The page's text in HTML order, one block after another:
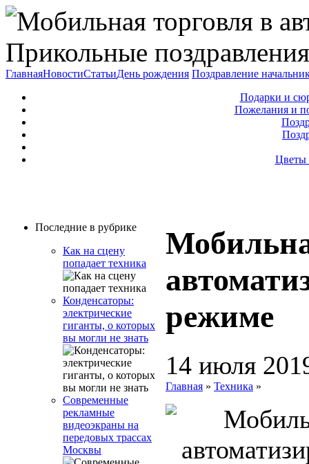
Прикольные
ГлавнаяНовостиСтатьиДень рождения Поздравление
Подарки и
Пожелания и
Цветы
Последние в рубрике
Как на сцену
попадает техника
Конденсаторы:
электрические
гиганты, о которых
вы могли не знать
Современные
рекламные
видеоэкраны на
передовых трассах
Москвы
режиме
14 июля
Главная » Техника »